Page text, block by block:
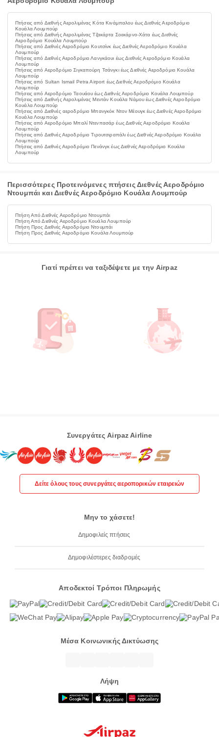
Πτήσεις από Διεθνής Αερολιμένας Κότα Κινάμπαλου έως Διεθνές Αεροδρόμιο
Κουάλα Λουμπούρ
Πτήσεις από Διεθνής Αερολιμένας Τζακάρτα Σοεκάρνο-Χάτα έως Διεθνές
Αεροδρόμιο Κουάλα Λουμπούρ
Πτήσεις από Διεθνές Αεροδρόμιο Κουτσίνκ έως Διεθνές Αεροδρόμιο Κουάλα
Λουμπούρ
Πτήσεις από Διεθνές Αεροδρόμιο Λανγκάουι έως Διεθνές Αεροδρόμιο Κουάλα
Λουμπούρ
Πτήσεις από Αεροδρόμιο Σιγκαπούρη Τσάνγκι έως Διεθνές Αεροδρόμιο Κουάλα
Λουμπούρ
Πτήσεις από Sultan Ismail Petra Airport έως Διεθνές Αεροδρόμιο Κουάλα
Λουμπούρ
Πτήσεις από Αεροδρόμιο Ταουάου έως Διεθνές Αεροδρόμιο Κουάλα Λουμπούρ
Πτήσεις από Διεθνής Αερολιμένας Μεντάν Κουάλα Νάμου έως Διεθνές Αεροδρόμιο
Κουάλα Λουμπούρ
Πτήσεις από Διεθνές αεροδρόμιο Μπανγκόκ Ντον Μέουγκ έως Διεθνές Αεροδρόμιο
Κουάλα Λουμπούρ
Πτήσεις από Αεροδρόμιο Μπαλί Ντενπασάρ έως Διεθνές Αεροδρόμιο Κουάλα
Λουμπούρ
Πτήσεις από Διεθνές Αεροδρόμιο Τιρουτσιραπάλι έως Διεθνές Αεροδρόμιο Κουάλα
Λουμπούρ
Πτήσεις από Διεθνές Αεροδρόμιο Πενάνγκ έως Διεθνές Αεροδρόμιο Κουάλα
Λουμπούρ
Περισσότερες Προτεινόμενες πτήσεις Διεθνές Αεροδρόμιο
Ντουμπάι και Διεθνές Αεροδρόμιο Κουάλα Λουμπούρ
Πτήση Από Διεθνές Αεροδρόμιο Ντουμπάι
Πτήση Από Διεθνές Αεροδρόμιο Κουάλα Λουμπούρ
Πτήση Προς Διεθνές Αεροδρόμιο Ντουμπάι
Πτήση Προς Διεθνές Αεροδρόμιο Κουάλα Λουμπούρ
Γιατί πρέπει να ταξιδέψετε με την Airpaz
Συνεργάτες Airpaz Airline
Δείτε όλους τους συνεργάτες αεροπορικών εταιρειών
Μην το χάσετε!
Δημοφιλείς πτήσεις
Δημοφιλέστερες διαδρομές
Αποδεκτοί Τρόποι Πληρωμής
Μέσα Κοινωνικής Δικτύωσης
Λήψη